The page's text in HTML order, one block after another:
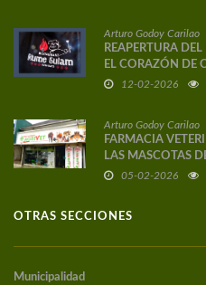
Arturo Godoy Carilao
REAPERTURA
EL CORAZÓN DE
12-02-2026
Arturo Godoy Carilao
FARMACIA
LAS MASCOTAS
05-02-2026
OTRAS SECCIONES
Municipalidad